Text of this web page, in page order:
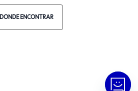
DONDE ENCONTRAR